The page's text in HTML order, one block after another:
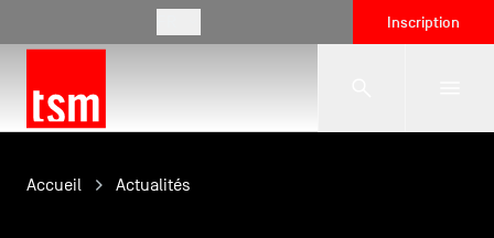
Inscription
L'école
Accueil Actualités